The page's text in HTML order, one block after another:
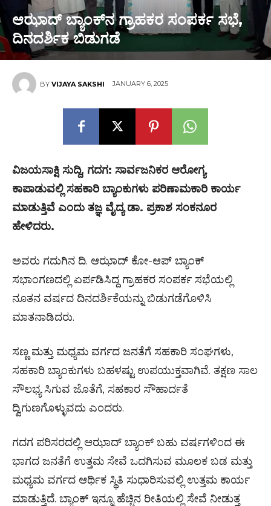
ಆಝಾದ್ ಬ್ಯಾಂಕ್‌ನ ಗ್ರಾಹಕರ ಸಂಪರ್ಕ ಸಭೆ,
ದಿನದರ್ಶಿಕ ಬಿಡುಗಡೆ
BY VIJAYA SAKSHI JANUARY 6, 2025
ವಿಜಯಸಾಕ್ಷಿ ಸುದ್ದಿ, ಗದಗ: ಸಾರ್ವಜನಿಕರ ಆರೋಗ್ಯ
ಕಾಪಾಡುವಲ್ಲಿ ಸಹಕಾರಿ ಬ್ಯಾಂಕುಗಳು ಪರಿಣಾಮಕಾರಿ ಕಾರ್ಯ
ಮಾಡುತ್ತಿವೆ ಎಂದು ತಜ್ಞ ವೈದ್ಯ ಡಾ. ಪ್ರಕಾಶ ಸಂಕನೂರ
ಹೇಳಿದರು.
ಅವರು ಗದುಗಿನ ದಿ. ಆಝಾದ್ ಕೋ-ಆಪ್ ಬ್ಯಾಂಕ್
ಸಭಾಂಗಣದಲ್ಲಿ ಏರ್ಪಡಿಸಿದ್ದ ಗ್ರಾಹಕರ ಸಂಪರ್ಕ ಸಭೆಯಲ್ಲಿ
ನೂತನ ವರ್ಷದ ದಿನದರ್ಶಿಕೆಯನ್ನು ಬಿಡುಗಡೆಗೊಳಿಸಿ
ಮಾತನಾಡಿದರು.
ಸಣ್ಣ ಮತ್ತು ಮಧ್ಯಮ ವರ್ಗದ ಜನತೆಗೆ ಸಹಕಾರಿ ಸಂಘಗಳು,
ಸಹಕಾರಿ ಬ್ಯಾಂಕುಗಳು ಬಹಳಷ್ಟು ಉಪಯುಕ್ತವಾಗಿವೆ. ತಕ್ಷಣ ಸಾಲ
ಸೌಲಭ್ಯ ಸಿಗುವ ಜೊತೆಗೆ, ಸಹಕಾರ ಸೌಹಾರ್ದತೆ
ದ್ವಿಗುಣಗೊಳ್ಳುವದು ಎಂದರು.
ಗದಗ ಪರಿಸರದಲ್ಲಿ ಆಝಾದ್ ಬ್ಯಾಂಕ್ ಬಹು ವರ್ಷಗಳಿಂದ ಈ
ಭಾಗದ ಜನತೆಗೆ ಉತ್ತಮ ಸೇವೆ ಒದಗಿಸುವ ಮೂಲಕ ಬಡ ಮತ್ತು
ಮಧ್ಯಮ ವರ್ಗದ ಆರ್ಥಿಕ ಸ್ಥಿತಿ ಸುಧಾರಿಸುವಲ್ಲಿ ಉತ್ತಮ ಕಾರ್ಯ
ಮಾಡುತ್ತಿದೆ. ಬ್ಯಾಂಕ್ ಇನ್ನೂ ಹೆಚ್ಚಿನ ರೀತಿಯಲ್ಲಿ ಸೇವೆ ನೀಡುತ್ತ